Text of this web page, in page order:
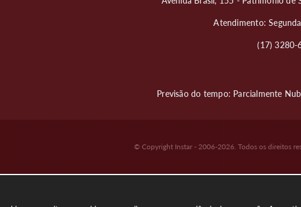
Atendimento:
(17) 3280-
Previsão do tempo: Parcialmente
© Copyright Instar - 2006-2026. Todos os direitos